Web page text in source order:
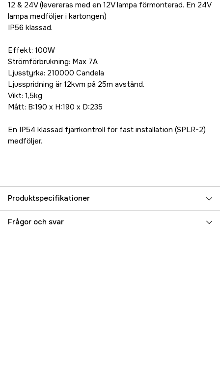
12 & 24V (levereras med en 12V lampa förmonterad. En 24V
lampa medföljer i kartongen)
IP56 klassad.
Effekt: 100W
Strömförbrukning: Max 7A
Ljusstyrka: 210000 Candela
Ljusspridning är 12kvm på 25m avstånd.
Vikt: 1,5kg
Mått: B:190 x H:190 x D:235
En IP54 klassad fjärrkontroll för fast installation (SPLR-2)
medföljer.
Produktspecifikationer
Referensnummer 5000024177
Frågor och svar